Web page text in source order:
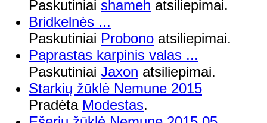
Paskutiniai shameh atsiliepimai.
Bridkelnės ...
Paskutiniai Probono atsiliepimai.
Paprastas karpinis valas ...
Paskutiniai Jaxon atsiliepimai.
Starkių žūklė Nemune 2015
Pradėta Modestas.